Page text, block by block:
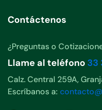
Contáctenos
¿Preguntas o
Llame al teléfono 33
Calz. Central 259A,
Escríbanos a: